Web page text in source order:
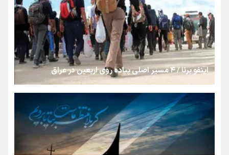
«هورامان»؛ میراثی که جهان را شیفته کرد
شکستگیِ بزرگ؛ روایتِ یک استخوان، یک نسل، یک توهم!
رسانه ملی و حق مردم برای شنیدن صدای رئیس‌جمهوری
روایت ایران از کنار مردم
اینفو برنا / ۴ مسیر اصلی پیاده روی اربعین در عراق